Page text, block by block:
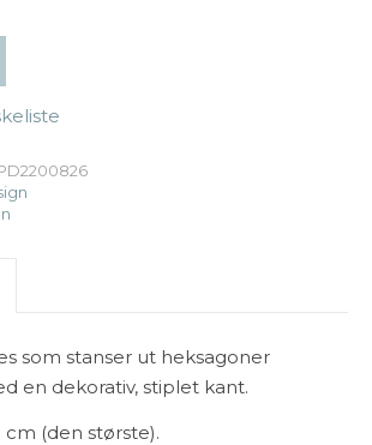
som stanser ut heksagoner
en dekorativ, stiplet kant.
cm (den største).